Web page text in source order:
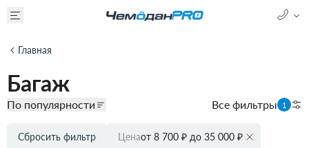
Главная
Багаж
По популярности Все фильтры 1
Ценаот 8 700 ₽ до 35 000 ₽
Сбросить фильтр